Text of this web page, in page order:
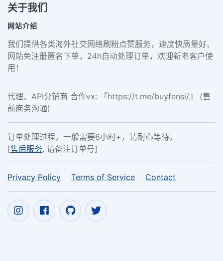
关于我们
网站介绍
我们提供各类海外社交网络刷粉点赞服务，速度快质量好、
网站免注册匿名下单，24h自动处理订单，欢迎新老客户使
用！
代理、API分销商 合作vx: 『https://t.me/buyfensi/』 (售
前商务沟通)
订单处理过程，一般需要6小时+，请耐心等待。
[售后服务, 请备注订单号]
Privacy Policy Terms of Service Contact